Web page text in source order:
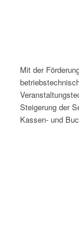
Mit der
Steigerung der
Kassen- und